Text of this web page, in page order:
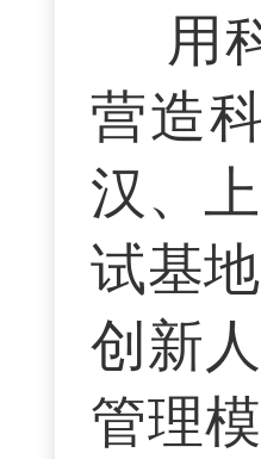
用
营造
汉、
试基
创新
管理